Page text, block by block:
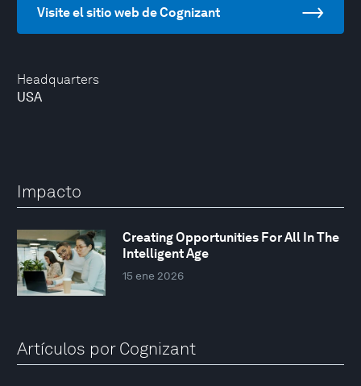
Headquarters
USA
Visite el sitio web de Cognizant
Impacto
Creating Opportunities For All In The
Intelligent Age
15 ene 2026
Artículos por Cognizant